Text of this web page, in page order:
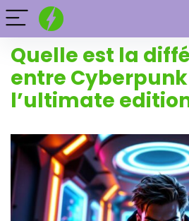
Quelle est la
entre Cyberpunk
l’ultimate